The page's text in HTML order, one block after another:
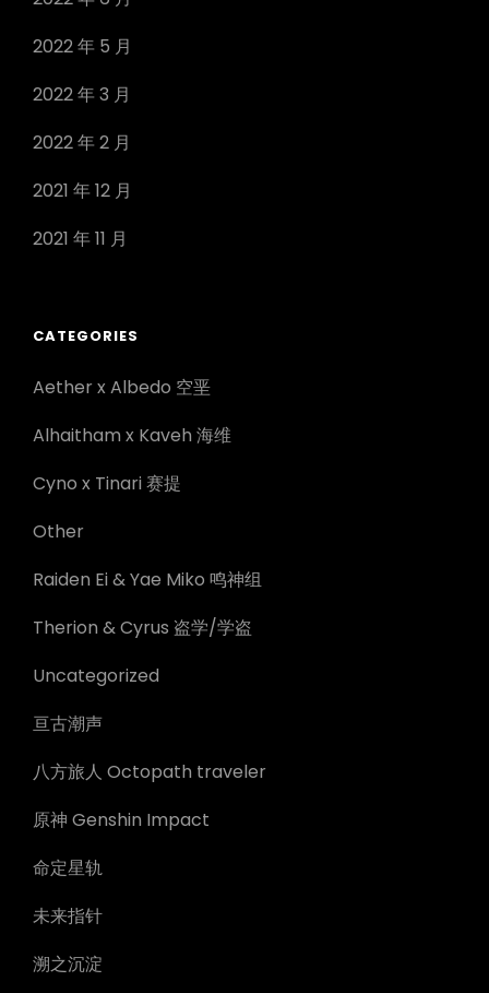
2022 年 5 月
2022 年 3 月
2022 年 2 月
2021 年 12 月
2021 年 11 月
CATEGORIES
Aether x Albedo 空垩
Alhaitham x Kaveh 海维
Cyno x Tinari 赛提
Other
Raiden Ei & Yae Miko 鸣神组
Therion & Cyrus 盗学/学盗
Uncategorized
亘古潮声
八方旅人 Octopath traveler
原神 Genshin Impact
命定星轨
未来指针
溯之沉淀